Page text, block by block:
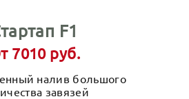
F1
7010 руб.
налив большого
завязей